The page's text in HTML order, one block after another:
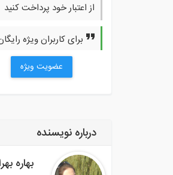
از اعتبار خود پرداخت کنید
برای کاربران ویژه
عضویت ویژه
درباره نویسنده
بهاره